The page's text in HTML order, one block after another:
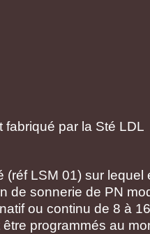
par la Sté LDL
(réf LSM 01) sur lequel
de sonnerie de PN
ou continu de 8 à
programmés au